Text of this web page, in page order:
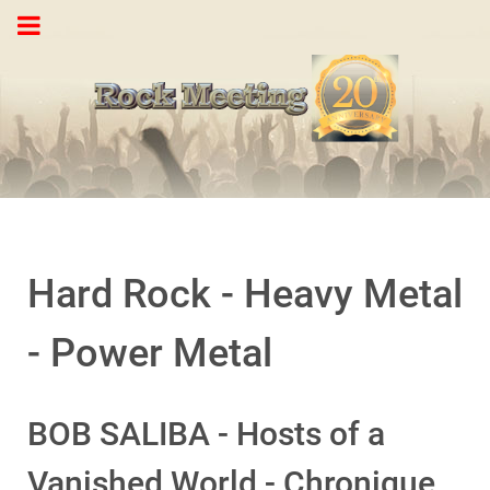
Hard Rock - Heavy Metal
- Power Metal
BOB SALIBA - Hosts of a